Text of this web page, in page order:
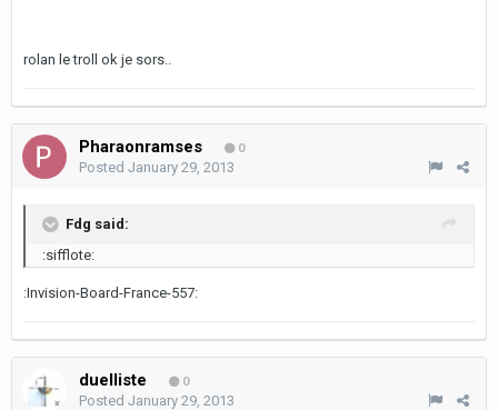
rolan le troll ok je sors..
Pharaonramses 0
Posted January 29, 2013
Fdg said:
:sifflote:
:Invision-Board-France-557:
duelliste 0
Posted January 29, 2013